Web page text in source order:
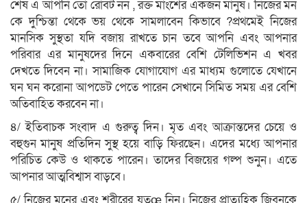
শেষ এ আপনি তো রোবট নন , রক্ত মাংশের একজন মানুষ। নিজের মন
কে দুশ্চিন্তা থেকে ভয় থেকে সামলাবেন কিভাবে ?প্রথমেই নিজের
মানসিক সুস্থতা যদি বজায় রাখতে চান তবে আপনি এবং আপনার
পরিবার এর মানুষদের দিনে একবারের বেশি টেলিভিশন এ খবর
দেখতে দিবেন না। সামাজিক যোগাযোগ এর মাধ্যম গুলোতে যেখানে
ঘন ঘন করোনা আপডেট পেতে পারেন সেখানে সিমিত সময় এর বেশি
অতিবাহিত করবেন না।
৪/ ইতিবাচক সংবাদ এ গুরুত্ব দিন। মৃত এবং আক্রান্তদের চেয়ে ও
বহুগুন মানুষ প্রতিদিন সুস্থ হয়ে বাড়ি ফিরছেন। এদের মধ্যে আপনার
পরিচিত কেউ ও থাকতে পারেন। তাদের বিজয়ের গল্প শুনুন। এতে
আপনার আত্মবিশ্বাস বাড়বে।
৫/ নিজের মনের এবং শরীরের যতœ নিন। নিজের প্রাত্যহিক জিবনকে